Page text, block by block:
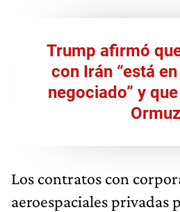
Trump afirmó
con Irán “está
negociado” y
Ormuz
Los contratos con
aeroespaciales privadas